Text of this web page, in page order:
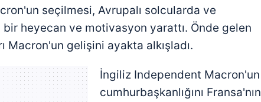
seçilmesi, Avrupalı solcularda ve
heyecan ve motivasyon yarattı. Önde gelen
Macron'un gelişini ayakta alkışladı.
İngiliz Independent Macron'un
cumhurbaşkanlığını Fransa'nın